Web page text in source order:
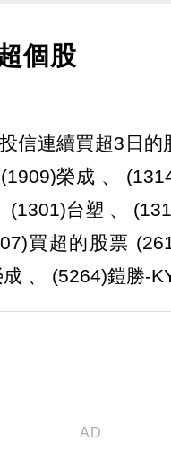
個股
信連續買超3日
榮成 、
(1301)台塑 、
買超的股票
、 (5264)鎧勝-